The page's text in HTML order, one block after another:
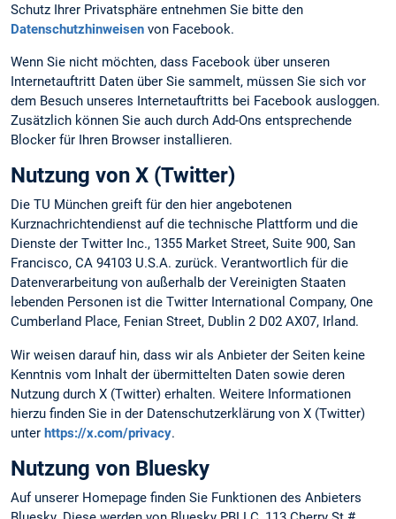
Schutz Ihrer Privatsphäre entnehmen Sie bitte den
Datenschutzhinweisen von Facebook.
Wenn Sie nicht möchten, dass Facebook über unseren
Internetauftritt Daten über Sie sammelt, müssen Sie sich vor
dem Besuch unseres Internetauftritts bei Facebook ausloggen.
Zusätzlich können Sie auch durch Add-Ons entsprechende
Blocker für Ihren Browser installieren.
Nutzung von X (Twitter)
Die TU München greift für den hier angebotenen
Kurznachrichtendienst auf die technische Plattform und die
Dienste der Twitter Inc., 1355 Market Street, Suite 900, San
Francisco, CA 94103 U.S.A. zurück. Verantwortlich für die
Datenverarbeitung von außerhalb der Vereinigten Staaten
lebenden Personen ist die Twitter International Company, One
Cumberland Place, Fenian Street, Dublin 2 D02 AX07, Irland.
Wir weisen darauf hin, dass wir als Anbieter der Seiten keine
Kenntnis vom Inhalt der übermittelten Daten sowie deren
Nutzung durch X (Twitter) erhalten. Weitere Informationen
hierzu finden Sie in der Datenschutzerklärung von X (Twitter)
unter https://x.com/privacy.
Nutzung von Bluesky
Auf unserer Homepage finden Sie Funktionen des Anbieters